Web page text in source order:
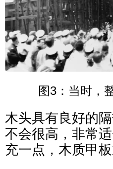
图3：当时，
木头具有良好的
不会很高，非常
充一点，木质甲